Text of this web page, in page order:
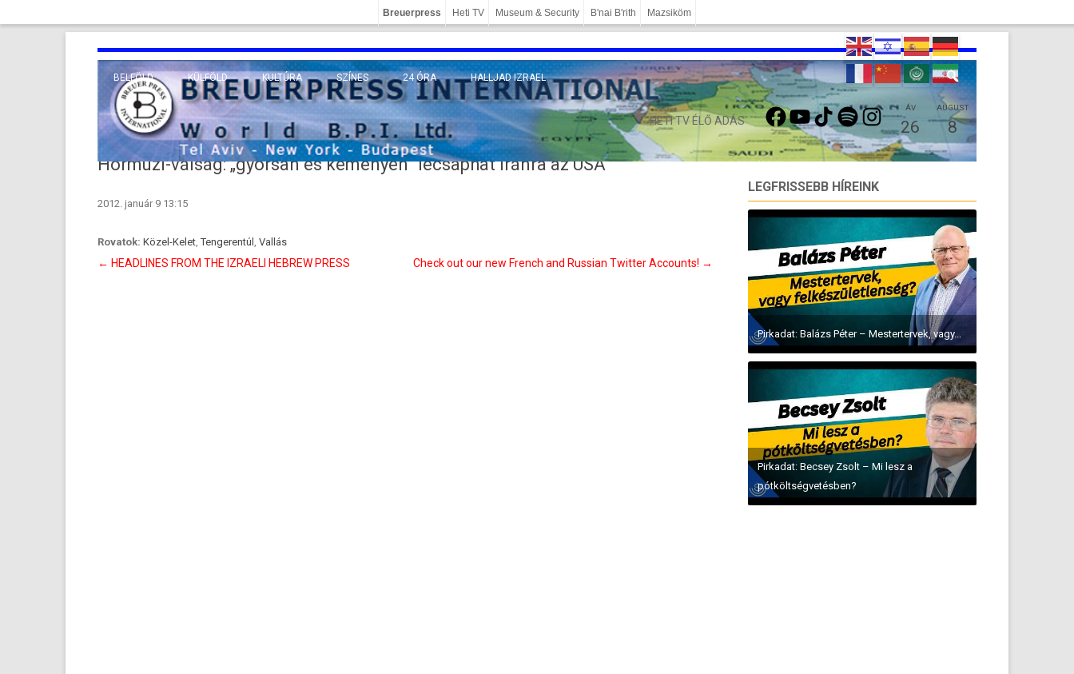
Breuerpress Heti TV Museum & Security B'nai B'rith Mazsiköm
BELFÖLD KÜLFÖLD
EURÓPA
KÖZEL-KELET
TENGERENTÚL
KULTÚRA
TUDOMÁNY
VALLÁS
SZÍNES 24 ÓRA HALLJAD IZRAEL
HETI TV ÉLŐ ADÁS
FACEBOOKYOUTUBETIKTOKSPOTIFYINSTAGRAMÁV
26
AUGUST
8
Hormuzi-válság: „gyorsan és keményen” lecsaphat Iránra az USA
2012. január 9 13:15
Rovatok: Közel-Kelet,Tengerentúl , Vallás
Bejegyzés
← HEADLINES FROM THE IZRAELI HEBREW PRESS Check out our new French and Russian Twitter Accounts! →
LEGFRISSEBB HÍREINK
Pirkadat: Balázs Péter – Mestertervek, vagy...
Pirkadat: Becsey Zsolt – Mi lesz a
pótköltségvetésben?